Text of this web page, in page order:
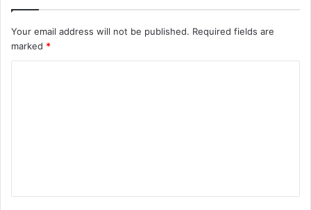
Your email address will not be published. Required fields are
marked *
t